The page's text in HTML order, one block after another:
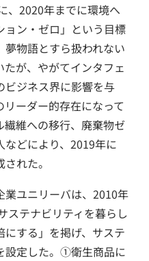
、2020年までに環境へ
ョン・ゼロ」という目標
物語とすら扱われない
が、やがてインタフェ
ビジネス界に影響を与
ーダー的存在になって
維への移行、廃棄物ゼ
などにより、2019年に
れた。
業ユニリーバは、2010年
ステナビリティを暮らし
する」を掲げ、サステ
設定した。①衛生商品に